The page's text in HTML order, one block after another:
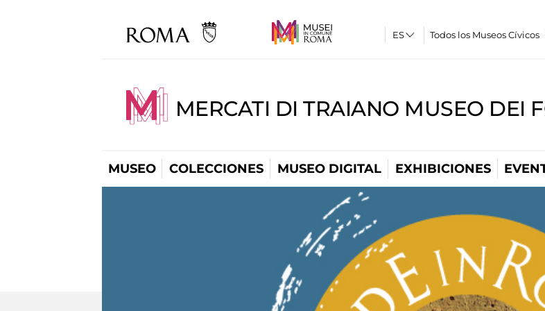
Todos los Museos Cívicos
MERCATI DI TRAIANO MUSEO DEI
MUSEO COLECCIONES MUSEO DIGITAL EXHIBICIONES